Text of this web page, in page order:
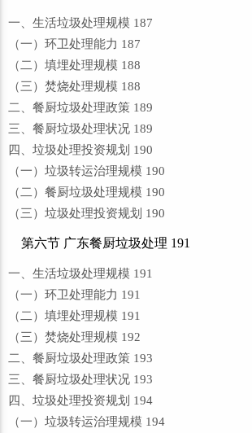
一、生活垃圾处理规模 187
（一）环卫处理能力 187
（二）填埋处理规模 188
（三）焚烧处理规模 188
二、餐厨垃圾处理政策 189
三、餐厨垃圾处理状况 189
四、垃圾处理投资规划 190
（一）垃圾转运治理规模 190
（二）餐厨垃圾处理规模 190
（三）垃圾处理投资规划 190
第六节 广东餐厨垃圾处理 191
一、生活垃圾处理规模 191
（一）环卫处理能力 191
（二）填埋处理规模 191
（三）焚烧处理规模 192
二、餐厨垃圾处理政策 193
三、餐厨垃圾处理状况 193
四、垃圾处理投资规划 194
（一）垃圾转运治理规模 194